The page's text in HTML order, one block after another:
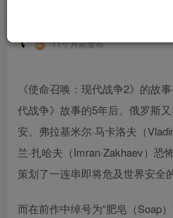
11个月前发布
《使命召唤：现代战争2》的故
代战争》故事的5年后。俄罗斯
安。弗拉基米尔·马卡洛夫（
兰·扎哈夫（Imran·Zakhaev）恐
策划了一连串即将危及世界安全
而在前作中绰号为“肥皂（Soap